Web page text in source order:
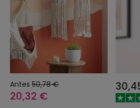
Antes 50,78 €
20,32 €